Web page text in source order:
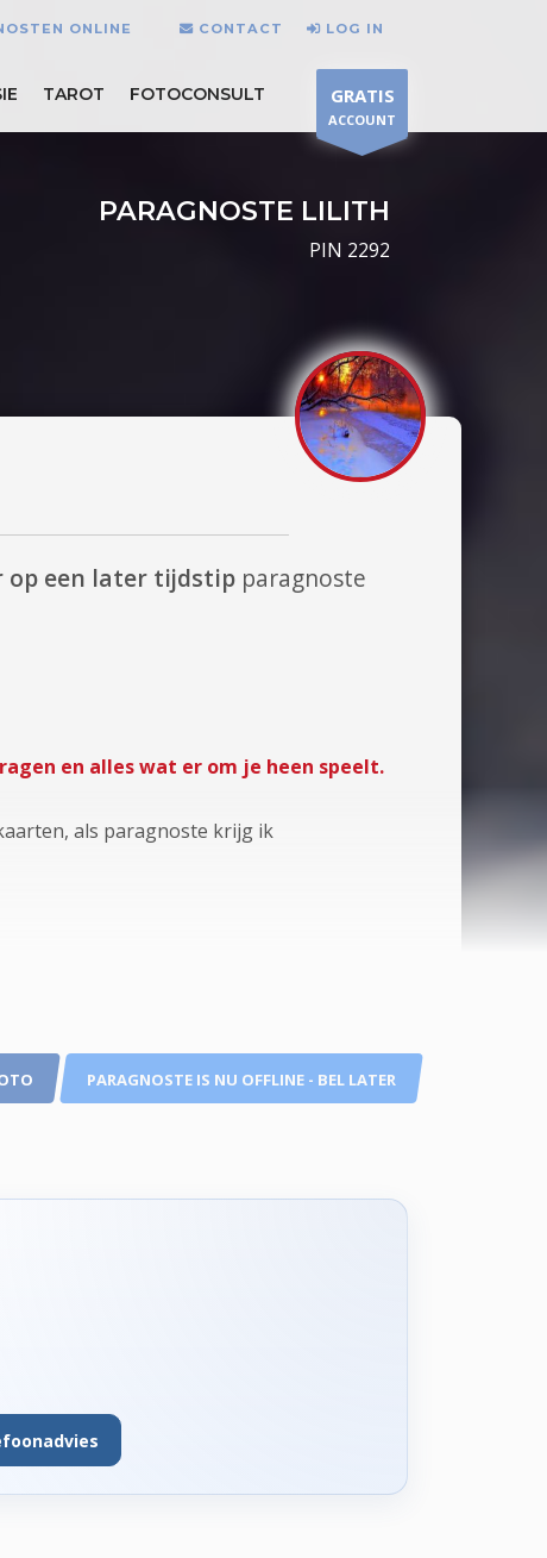
ONLINE CONTACT LOG IN
TAROT FOTOCONSULT GRATIS
ACCOUNT
PARAGNOSTE LILITH
PIN 2292
op een later tijdstip paragnoste
en alles wat er om je heen speelt.
als paragnoste krijg ik
PARAGNOSTE IS NU OFFLINE - BEL LATER